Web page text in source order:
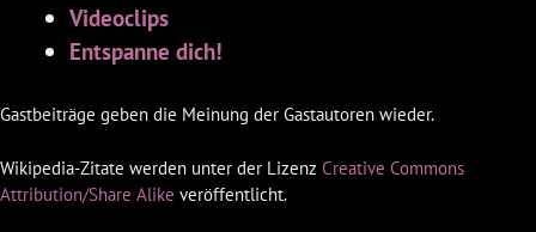
Videoclips
Entspanne dich!
Gastbeiträge geben die Meinung der Gastautoren wieder.
Wikipedia-Zitate werden unter der Lizenz Creative Commons
Attribution/Share Alike veröffentlicht.